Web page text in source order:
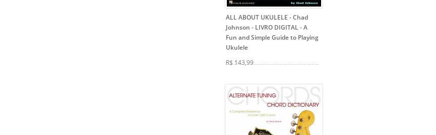
ALL ABOUT UKULELE - Chad
Johnson - LIVRO DIGITAL- A
Fun and Simple Guide to Playing
Ukulele
R$ 143,99